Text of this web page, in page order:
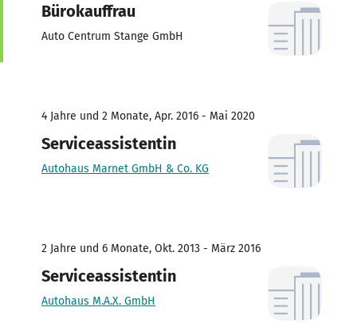
Bürokauffrau
Auto Centrum Stange GmbH
4 Jahre und 2 Monate, Apr. 2016 - Mai 2020
Serviceassistentin
Autohaus Marnet GmbH & Co. KG
2 Jahre und 6 Monate, Okt. 2013 - März 2016
Serviceassistentin
Autohaus M.A.X. GmbH